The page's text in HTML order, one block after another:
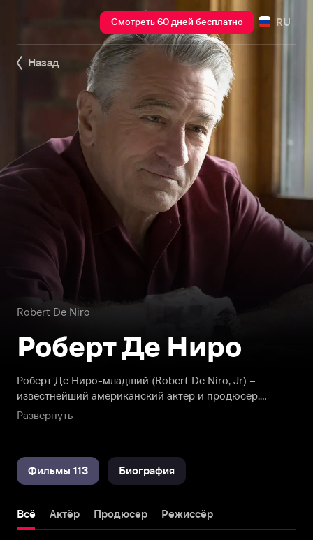
Смотреть 60 дней бесплатно RU
Назад
Robert De Niro
Роберт Де Ниро
Роберт Де Ниро-младший (Robert De Niro, Jr) –
известнейший американский актер и продюсер.
Обладатель премий «Оскар» и «Золотой глобус».
Развернуть
Фильмы 113 Биография
Всё Актёр Продюсер Режиссёр